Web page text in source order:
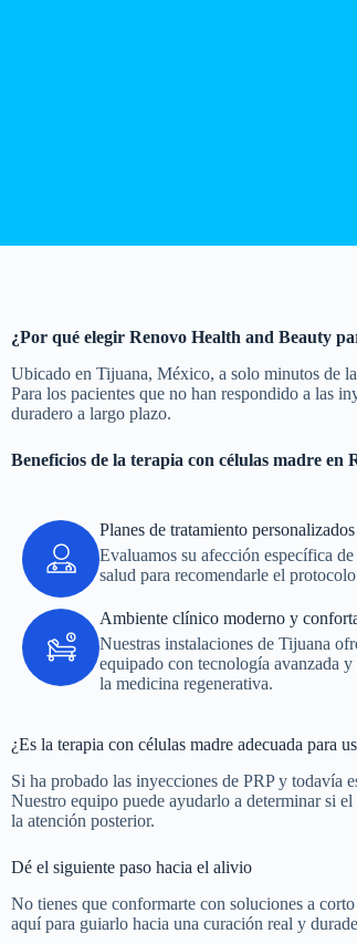
¿Por qué elegir Renovo Health and Beauty
Ubicado en Tijuana, México, a solo minutos de
Para los pacientes que no han respondido a las
duradero a largo plazo.
Beneficios de la terapia con células madre en
Planes de tratamiento personalizados
Evaluamos su afección específica
salud para recomendarle el
Ambiente clínico moderno y
Nuestras instalaciones de Tijuana
equipado con tecnología avanzada
la medicina regenerativa.
¿Es la terapia con células madre adecuada para
Si ha probado las inyecciones de PRP y todavía
Nuestro equipo puede ayudarlo a determinar si
la atención posterior.
Dé el siguiente paso hacia el alivio
No tienes que conformarte con soluciones a
aquí para guiarlo hacia una curación real y